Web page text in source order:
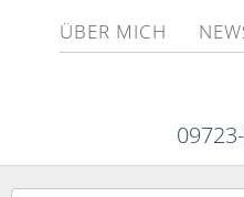
ÜBER MICH